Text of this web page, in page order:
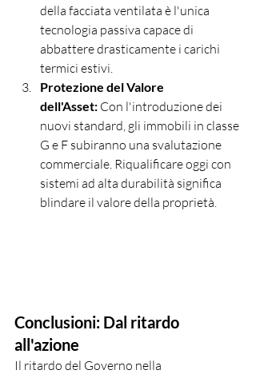
della facciata ventilata è l'unica
tecnologia passiva capace di
abbattere drasticamente i carichi
termici estivi.
Protezione del Valore
dell'Asset: Con l'introduzione dei
nuovi standard, gli immobili in classe
G e F subiranno una svalutazione
commerciale. Riqualificare oggi con
sistemi ad alta durabilità significa
blindare il valore della proprietà.
Conclusioni: Dal ritardo
all'azione
Il ritardo del Governo nella